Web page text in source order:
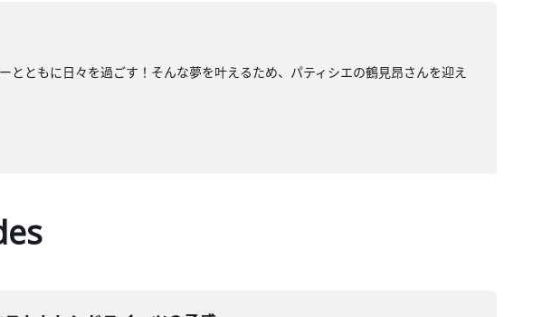
ともに日々を過ごす！そんな夢を叶えるため、パティシエの鶴見昂さんを迎え